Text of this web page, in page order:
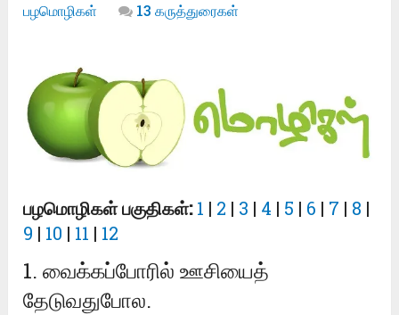
பழமொழிகள்
13 கருத்துரைகள்
பழமொழிகள் பகுதிகள்: 1 | 2 | 3 | 4 | 5 | 6 | 7 | 8 |
9 | 10 | 11 | 12
1. வைக்கப்போரில் ஊசியைத்
தேடுவதுபோல.